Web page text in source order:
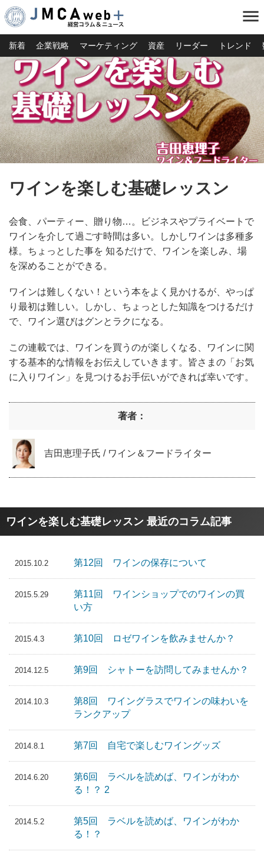
menu
新着 企業戦略 マーケティング 資産 リーダー トレンド
ワインを楽しむ基礎レッスン
会食、パーティー、贈り物…。ビジネスやプライベートで
ワインを介して過ごす時間は多い。しかしワインは多種多
様。ちょっとした事を 知るだけで、ワインを楽しみ、場
を深めることができる。
ワインは難しくない！という本をよく見かけるが、やっぱ
り最初は難しい。しかし、ちょっとした知識をつけるだけ
で、ワイン選びはグンとラクになる。
この連載では、ワインを買うのが楽しくなる、ワインに関
する基本的な情報をお伝えしていきます。皆さまの「お気
に入りワイン」を見つけるお手伝いができれば幸いです。
著者：
吉田恵理子氏 / ワイン＆フードライター
ワインを楽しむ基礎レッスン 最近のコラム記事
2015.10.2 第12回 ワインの保存について
2015.5.29
第11回 ワインショップでのワインの買
い方
2015.4.3 第10回 ロゼワインを飲みませんか？
2014.12.5 第9回 シャトーを訪問してみませんか？
2014.10.3
第8回 ワイングラスでワインの味わいを
ランクアップ
2014.8.1 第7回 自宅で楽しむワイングッズ
2014.6.20
第6回 ラベルを読めば、ワインがわか
る！？ 2
2014.5.2
第5回 ラベルを読めば、ワインがわか
る！？